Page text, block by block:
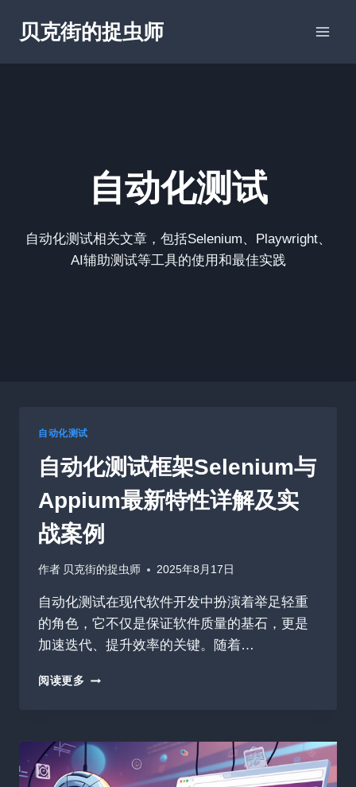
贝克街的捉虫师
自动化测试
自动化测试相关文章，包括Selenium、Playwright、
AI辅助测试等工具的使用和最佳实践
自动化测试
自动化测试框架Selenium与
Appium最新特性详解及实
战案例
作者 贝克街的捉虫师 2025年8月17日
自动化测试在现代软件开发中扮演着举足轻重
的角色，它不仅是保证软件质量的基石，更是
加速迭代、提升效率的关键。随着…
阅读更多 自
试
架